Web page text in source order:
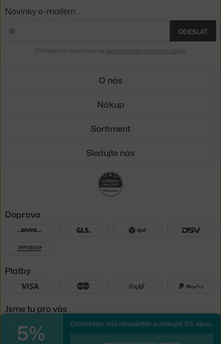
5% Odebírejte náš newsletter a získejte 5% slevu.
Novinky e-mailem
ODESLAT
Přihlášením souhlasíte se zpracováním osobních údajů
O nás
Nákup
Sortiment
Sledujte nás
Doprava
Platby
Jsme tu pro vás